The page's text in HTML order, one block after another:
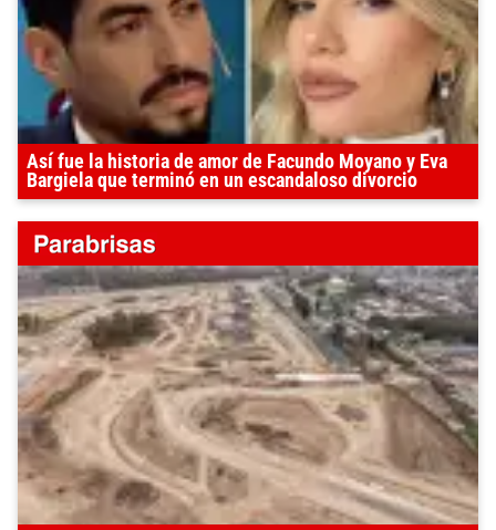
Así fue la historia de amor de Facundo Moyano y Eva
Bargiela que terminó en un escandaloso divorcio